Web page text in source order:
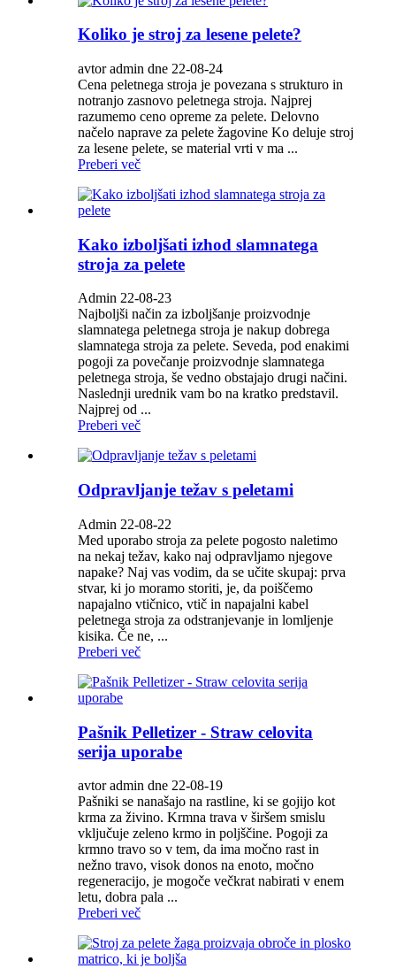
Koliko je stroj za lesene pelete?
avtor admin dne 22-08-24
Cena peletnega stroja je povezana s strukturo in
notranjo zasnovo peletnega stroja. Najprej
razumemo ceno opreme za pelete. Delovno
načelo naprave za pelete žagovine Ko deluje stroj
za lesene pelete, se material vrti v ma ...
Preberi več
Kako izboljšati izhod slamnatega
stroja za pelete
Admin 22-08-23
Najboljši način za izboljšanje proizvodnje
slamnatega peletnega stroja je nakup dobrega
slamnatega stroja za pelete. Seveda, pod enakimi
pogoji za povečanje proizvodnje slamnatega
peletnega stroja, še vedno obstajajo drugi načini.
Naslednji urednik vam bo na kratko predstavil.
Najprej od ...
Preberi več
Odpravljanje težav s peletami
Admin 22-08-22
Med uporabo stroja za pelete pogosto naletimo
na nekaj težav, kako naj odpravljamo njegove
napake? Naj vas vodim, da se učite skupaj: prva
stvar, ki jo moramo storiti, je, da poiščemo
napajalno vtičnico, vtič in napajalni kabel
peletnega stroja za odstranjevanje in lomljenje
kisika. Če ne, ...
Preberi več
Pašnik Pelletizer - Straw celovita
serija uporabe
avtor admin dne 22-08-19
Pašniki se nanašajo na rastline, ki se gojijo kot
krma za živino. Krmna trava v širšem smislu
vključuje zeleno krmo in poljščine. Pogoji za
krmno travo so v tem, da ima močno rast in
nežno travo, visok donos na enoto, močno
regeneracijo, je mogoče večkrat nabirati v enem
letu, dobra pala ...
Preberi več